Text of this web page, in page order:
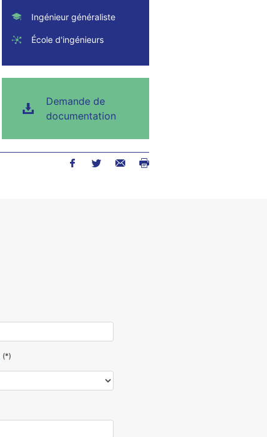
Ingénieur généraliste
École d'ingénieurs
Demande de
documentation
(*)